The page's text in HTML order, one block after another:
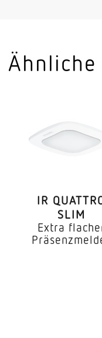
Anwendung,
Montageart
Montagehöhe
Montagehöhe
Öffnungswinkel
IR
SLIM
Extra